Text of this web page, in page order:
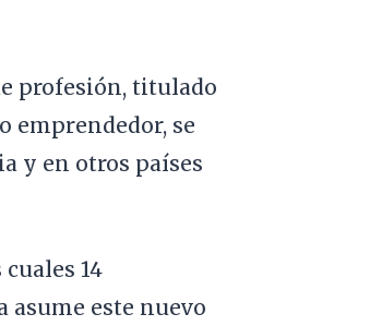
profesión, titulado
emprendedor, se
y en otros países
14
asume este nuevo